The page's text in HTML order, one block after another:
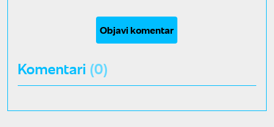
Objavi komentar
Komentari (0)